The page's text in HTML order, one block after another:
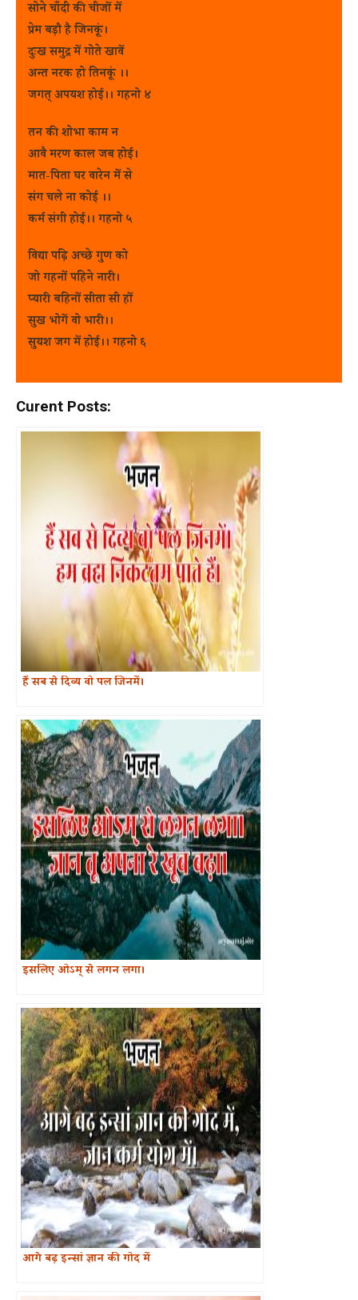
सोने चाँदी की चीजों में
प्रेम बड़ौ है जिनकूं।
दुःख समुद्र में गोते खावें
अन्त नरक हो तिनकूं ।।
जगत् अपयश होई।। गहनो ४
तन की शोभा काम न
आवै मरण काल जब होई।
मात-पिता घर वारेन में से
संग चले ना कोई ।।
कर्म संगी होई।। गहनो ५
विद्या पढ़ि अच्छे गुण को
जो गहनों पहिने नारी।
प्यारी बहिनों सीता सी हों
सुख भोगें वो भारी।।
सुयश जग में होई।। गहनो ६
Curent Posts:
हैं सब से दिव्य वो पल जिनमें।
इसलिए ओऽम् से लगन लगा।
आगे बढ़ इन्सां ज्ञान की गोद में